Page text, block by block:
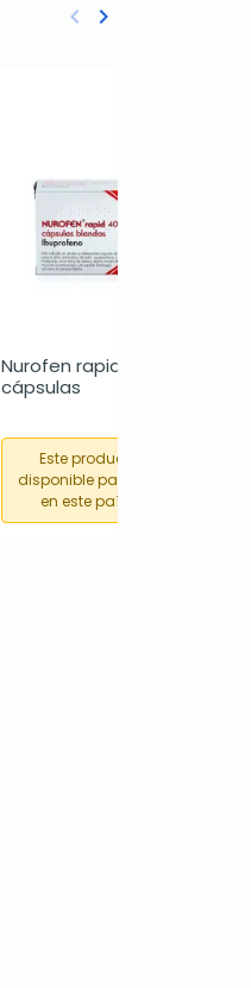
Nurofen rapid 400 mg, 20
cápsulas
Este producto no está
disponible para su compra
en este país o región.
Anterior
keyboard_arrow_left Siguiente
keyboard_arrow_right